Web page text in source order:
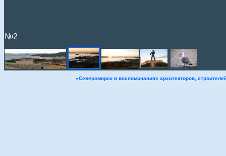
№2
«Североморск в воспоминаниях архитекторов,